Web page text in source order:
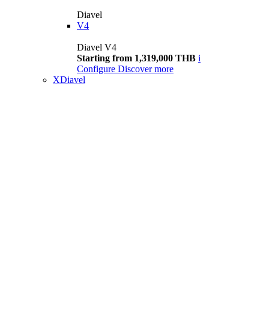
Diavel
V4
Diavel V4
Starting from 1,319,000 THB i
Configure Discover more
XDiavel